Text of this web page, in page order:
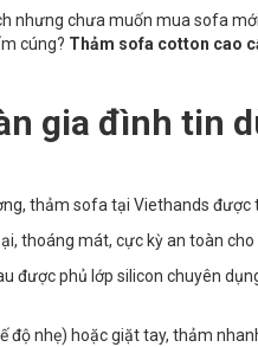
nhưng chưa muốn mua sofa
cúng? Thảm sofa cotton cao
gia đình tin
thảm sofa tại Viethands được
thoáng mát, cực kỳ an toàn cho
được phủ lớp silicon chuyên
độ nhẹ) hoặc giặt tay, thảm